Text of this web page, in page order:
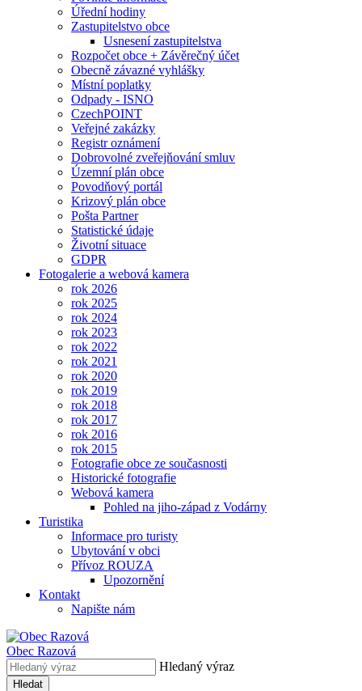
Úřední hodiny
Zastupitelstvo obce
Usnesení zastupitelstva
Rozpočet obce + Závěrečný účet
Obecně závazné vyhlášky
Místní poplatky
Odpady - ISNO
CzechPOINT
Veřejné zakázky
Registr oznámení
Dobrovolné zveřejňování smluv
Územní plán obce
Povodňový portál
Krizový plán obce
Pošta Partner
Statistické údaje
Životní situace
GDPR
Fotogalerie a webová kamera
rok 2026
rok 2025
rok 2024
rok 2023
rok 2022
rok 2021
rok 2020
rok 2019
rok 2018
rok 2017
rok 2016
rok 2015
Fotografie obce ze současnosti
Historické fotografie
Webová kamera
Pohled na jiho-západ z Vodárny
Turistika
Informace pro turisty
Ubytování v obci
Přívoz ROUZA
Upozornění
Kontakt
Napište nám
Obec Razová
Hledaný výraz
Hledat